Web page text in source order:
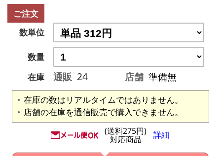
ご注文
数単位
数量
在庫
通販 24 店舗 準備無
在庫の数はリアルタイムではありません。
店舗の在庫を通信販売で購入できません。
(送料275円)
対応商品 詳細